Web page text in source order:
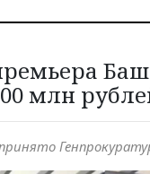
млн